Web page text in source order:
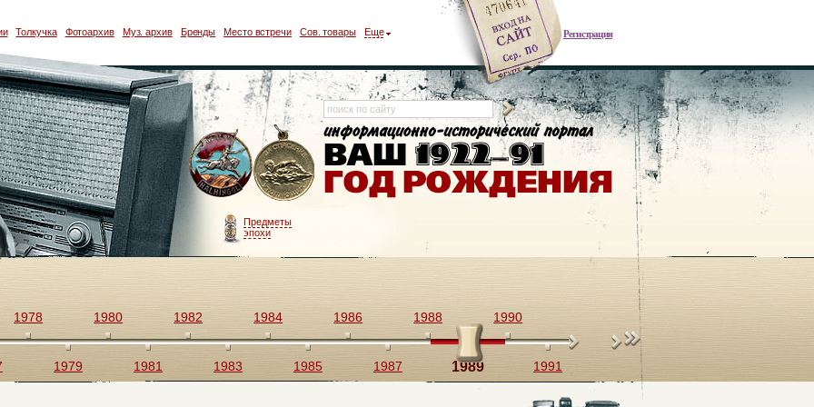
Регистрация
Толкучка Фотоархив Муз. архив Бренды Место встречи Сов. товары Еще
Предметы
эпохи
1978
1979
1980
1981
1982
1983
1984
1985
1986
1987
1988
1989
1990
1991